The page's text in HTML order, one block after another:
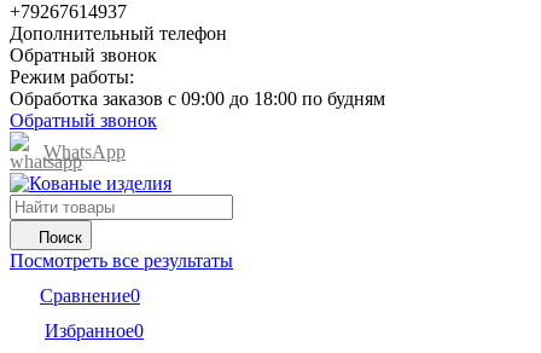
+79267614937
Дополнительный телефон
Обратный звонок
Режим работы:
Обработка заказов с 09:00 до 18:00 по будням
Обратный звонок
WhatsApp
Поиск
Посмотреть все результаты
Сравнение0
Избранное0